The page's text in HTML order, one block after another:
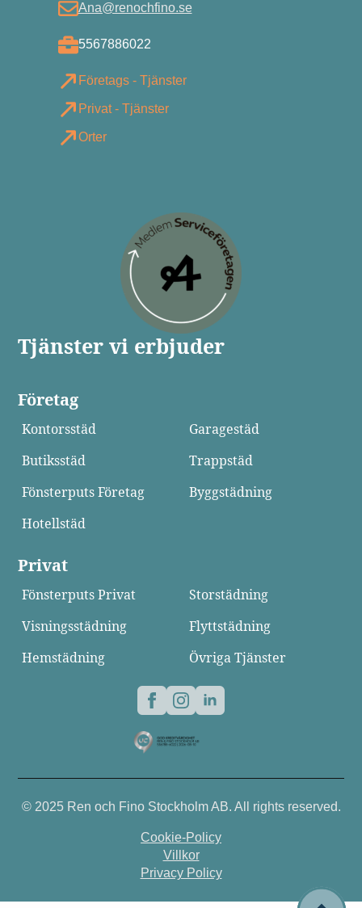
Ana@renochfino.se
5567886022
Företags - Tjänster
Privat - Tjänster
Orter
Tjänster vi erbjuder
Företag
Kontorsstäd
Garagestäd
Butiksstäd
Trappstäd
Fönsterputs Företag
Byggstädning
Hotellstäd
Privat
Fönsterputs Privat
Storstädning
Visningsstädning
Flyttstädning
Hemstädning
Övriga Tjänster
© 2025 Ren och Fino Stockholm AB. All rights reserved.
Cookie-Policy
Villkor
Privacy Policy